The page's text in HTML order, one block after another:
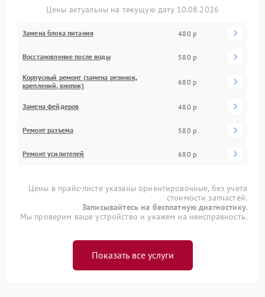
Цены актуальны на текущую дату 10.08.2026
Замена блока питания 480 р
Восстановление после воды 580 р
Корпусный ремонт (замена резинок,
креплений, кнопок)
680 р
Замена фейдеров 480 р
Ремонт разъема 580 р
Ремонт усилителей 680 р
Цены в прайс-листе указаны ориентировочные, без учета
стоимости запчастей.
Записывайтесь на бесплатную диагностику.
Мы проверим ваше устройство и укажем на неисправность.
Показать все услуги